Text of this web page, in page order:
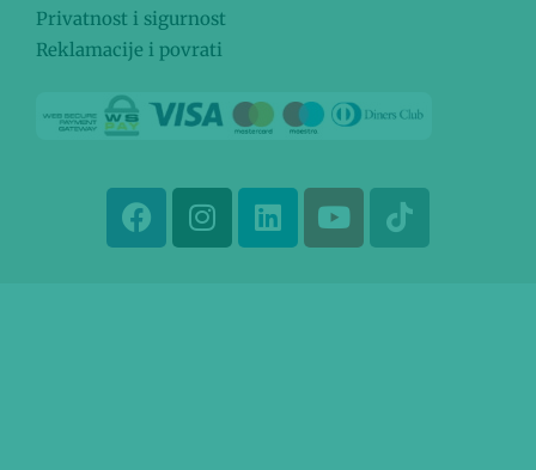
Privatnost i sigurnost
Reklamacije i povrati